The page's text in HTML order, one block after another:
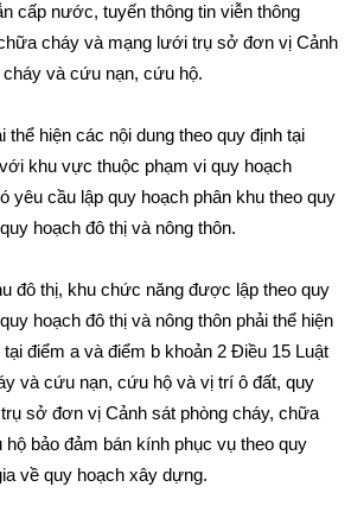
cấp nước, tuyến thông tin viễn thông
cháy và mạng lưới trụ sở đơn vị Cảnh
và cứu nạn, cứu hộ.
thể hiện các nội dung theo quy định tại
khu vực thuộc phạm vi quy hoạch
yêu cầu lập quy hoạch phân khu theo quy
hoạch đô thị và nông thôn.
đô thị, khu chức năng được lập theo quy
hoạch đô thị và nông thôn phải thể hiện
tại điểm a và điểm b khoản 2 Điều 15 Luật
và cứu nạn, cứu hộ và vị trí ô đất, quy
sở đơn vị Cảnh sát phòng cháy, chữa
bảo đảm bán kính phục vụ theo quy
về quy hoạch xây dựng.